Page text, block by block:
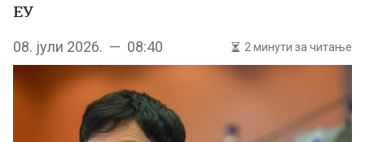
ЕУ
08. јули 2026. — 08:40 2 минути за читање